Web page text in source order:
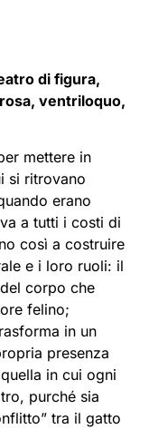
di figura,
ventriloquo,
mettere in
si ritrovano
erano
a tutti i costi di
così a costruire
e i loro ruoli: il
corpo che
felino;
in un
presenza
in cui ogni
purché sia
tra il gatto